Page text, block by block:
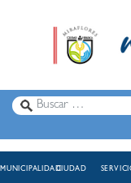
MUNICIPALIDADCIUDAD